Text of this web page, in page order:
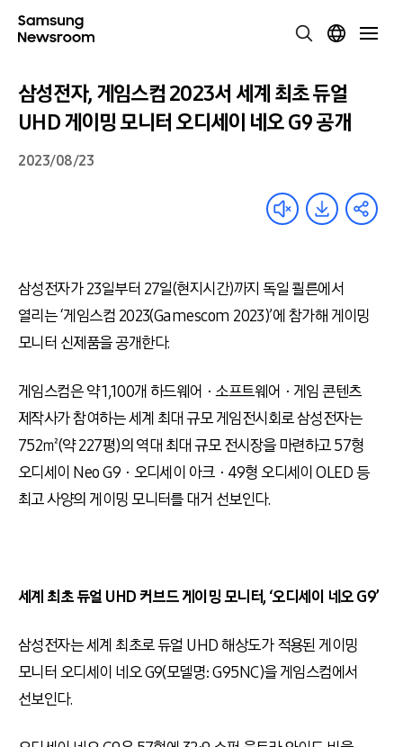
삼성전자, 게임스컴 2023서 세계 최초 듀얼
UHD 게이밍 모니터 오디세이 네오 G9 공개
2023/08/23
삼성전자가23일부터 27일(현지시간)까지 독일 쾰른에서
열리는 ‘게임스컴 2023(Gamescom 2023)’에 참가해 게이밍
모니터 신제품을 공개한다.
게임스컴은 약1,100개 하드웨어ㆍ소프트웨어ㆍ게임 콘텐츠
제작사가 참여하는 세계 최대 규모 게임전시회로 삼성전자는
752㎡(약227평)의 역대 최대 규모 전시장을 마련하고57형
오디세이 Neo G9 ㆍ오디세이 아크ㆍ 49형 오디세이 OLED등
최고 사양의 게이밍 모니터를 대거 선보인다.
세계 최초 듀얼 UHD커브드 게이밍 모니터, ‘오디세이 네오G9’
삼성전자는 세계 최초로 듀얼 UHD해상도가 적용된 게이밍
모니터 오디세이 네오G9(모델명: G95NC)을 게임스컴에서
선보인다.